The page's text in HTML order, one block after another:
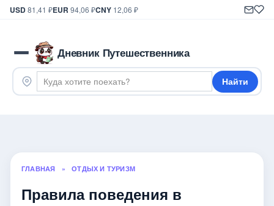
USD81,41 ₽EUR 94,06 ₽CNY 12,06 ₽
Дневник Путешественника
Найти
ГЛАВНАЯ » ОТДЫХ И ТУРИЗМ
Правила поведения в